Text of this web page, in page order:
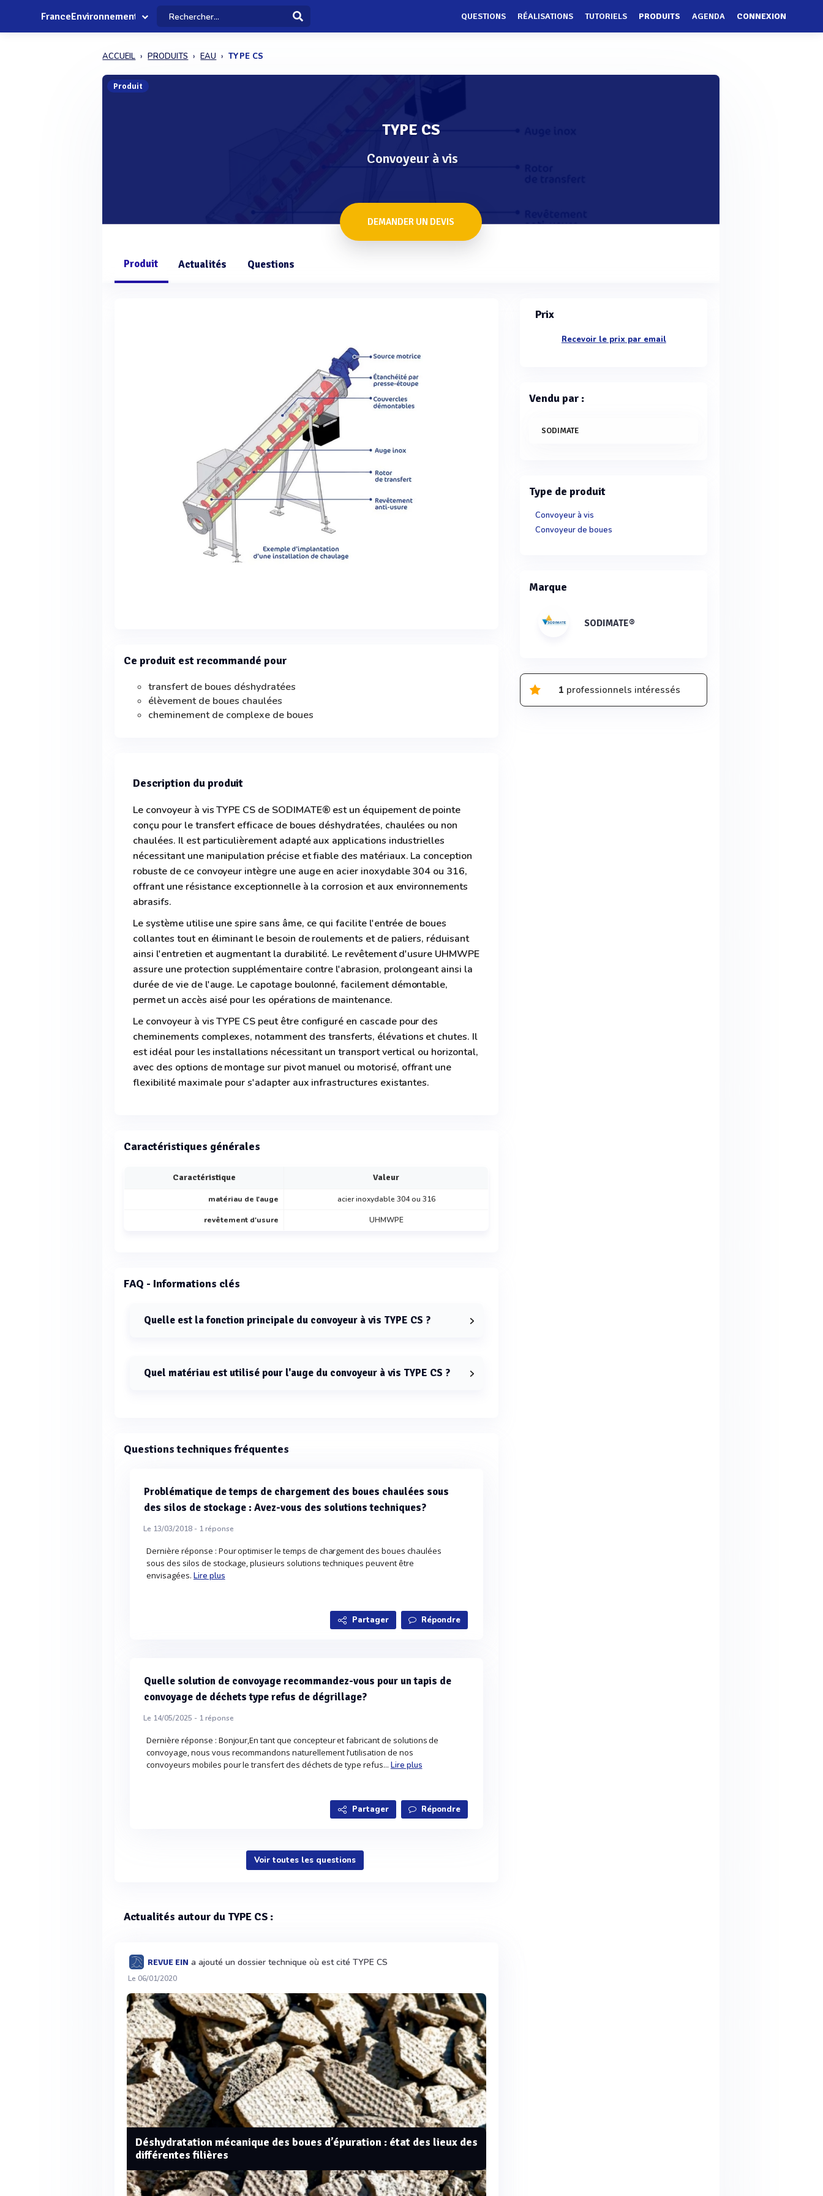
FranceEnvironnement QUESTIONS RÉALISATIONS TUTORIELS PRODUITS AGENDA CONNEXION
ACCUEIL PRODUITS EAU TYPE CS
Produit
TYPE CS
Convoyeur à vis
DEMANDER UN DEVIS
Produit Actualités Questions
Ce produit est recommandé pour
transfert de boues déshydratées
élèvement de boues chaulées
cheminement de complexe de boues
Description du produit
Le convoyeur à vis TYPE CS de SODIMATE® est un équipement de pointe
conçu pour le transfert efficace de boues déshydratées, chaulées ou non
chaulées. Il est particulièrement adapté aux applications industrielles
nécessitant une manipulation précise et fiable des matériaux. La conception
robuste de ce convoyeur intègre une auge en acier inoxydable 304 ou 316,
offrant une résistance exceptionnelle à la corrosion et aux environnements
abrasifs.
Le système utilise une spire sans âme, ce qui facilite l'entrée de boues
collantes tout en éliminant le besoin de roulements et de paliers, réduisant
ainsi l'entretien et augmentant la durabilité. Le revêtement d'usure UHMWPE
assure une protection supplémentaire contre l'abrasion, prolongeant ainsi la
durée de vie de l'auge. Le capotage boulonné, facilement démontable,
permet un accès aisé pour les opérations de maintenance.
Le convoyeur à vis TYPE CS peut être configuré en cascade pour des
cheminements complexes, notamment des transferts, élévations et chutes. Il
est idéal pour les installations nécessitant un transport vertical ou horizontal,
avec des options de montage sur pivot manuel ou motorisé, offrant une
flexibilité maximale pour s'adapter aux infrastructures existantes.
Caractéristiques générales
Caractéristique Valeur
matériau de l'auge acier inoxydable 304 ou 316
revêtement d'usure UHMWPE
FAQ - Informations clés
Quelle est la fonction principale du convoyeur à vis TYPE CS ?
Quel matériau est utilisé pour l'auge du convoyeur à vis TYPE CS ?
Questions techniques fréquentes
Problématique de temps de chargement des boues chaulées sous
des silos de stockage : Avez-vous des solutions techniques?
Le 13/03/2018 - 1réponse
Dernière réponse : Pour optimiser le temps de chargement des boues chaulées
sous des silos de stockage, plusieurs solutions techniques peuvent être
envisagées. Lire plus
Partager Répondre
Quelle solution de convoyage recommandez-vous pour un tapis de
convoyage de déchets type refus de dégrillage?
Le 14/05/2025 - 1réponse
Dernière réponse : Bonjour,En tant que concepteur et fabricant de solutions de
convoyage, nous vous recommandons naturellement l'utilisation de nos
convoyeurs mobiles pour le transfert des déchets de type refus... Lire plus
Partager Répondre
Voir toutes les questions
Actualités autour du TYPE CS :
REVUE EIN a ajouté un dossier technique où est cité TYPE CS
Le 06/01/2020
Déshydratation mécanique des boues d’épuration : état des lieux des
différentes filières
Prix
Recevoir le prix par email
Vendu par :
SODIMATE
Type de produit
Convoyeur à vis
Convoyeur de boues
Marque
SODIMATE®
1 professionnels intéressés